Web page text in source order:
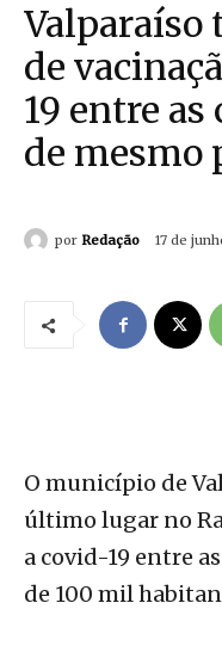
Valparaíso
de
19 entre as
de mesmo
por Redação 17 de
O município de
último lugar no
a covid-19 entre
de 100 mil